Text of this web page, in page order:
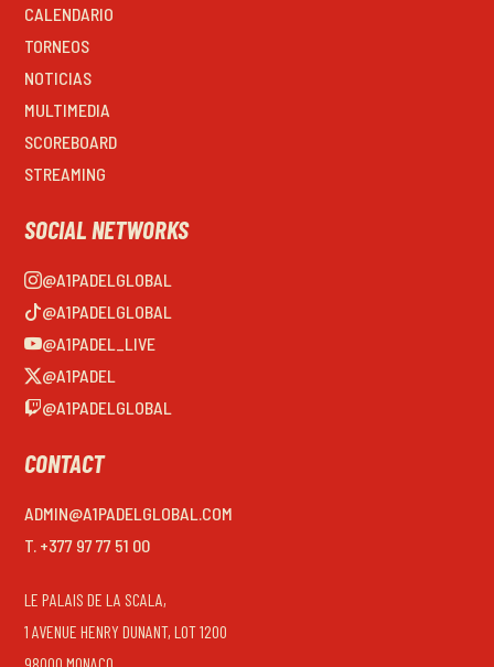
CALENDARIO
TORNEOS
NOTICIAS
MULTIMEDIA
SCOREBOARD
STREAMING
SOCIAL NETWORKS
@A1PADELGLOBAL
@A1PADELGLOBAL
@A1PADEL_LIVE
@A1PADEL
@A1PADELGLOBAL
CONTACT
ADMIN@A1PADELGLOBAL.COM
T. +377 97 77 51 00
LE PALAIS DE LA SCALA,
1 AVENUE HENRY DUNANT, LOT 1200